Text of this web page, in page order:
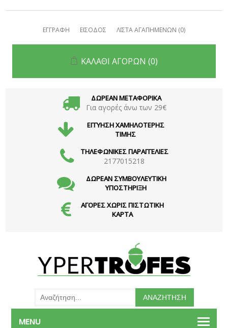
ΕΓΓΡΑΦΗ ΕΙΣΟΔΟΣ ΛΙΣΤΑ ΑΓΑΠΗΜΕΝΩΝ (0)
ΚΑΛΑΘΙ ΑΓΟΡΩΝ (0)
ΔΩΡΕΑΝ ΜΕΤΑΦΟΡΙΚΑ
Για αγορές άνω των 29€
ΕΓΓΥΗΣΗ ΧΑΜΗΛΟΤΕΡΗΣ
ΤΙΜΗΣ
ΤΗΛΕΦΩΝΙΚΕΣ ΠΑΡΑΓΓΕΛΙΕΣ
2177015218
ΔΩΡΕΑΝ ΣΥΜΒΟΥΛΕΥΤΙΚΗ
ΥΠΟΣΤΗΡΙΞΗ
ΑΓΟΡΕΣ ΧΩΡΙΣ ΠΙΣΤΩΤΙΚΗ
ΚΑΡΤΑ
MENU